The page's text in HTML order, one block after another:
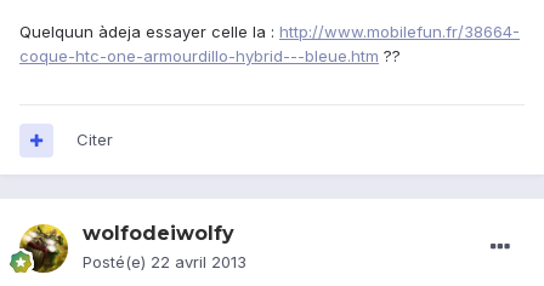
Quelquun àdeja essayer celle la : http://www.mobilefun.fr/38664-
coque-htc-one-armourdillo-hybrid---bleue.htm ??
Citer
wolfodeiwolfy
Posté(e) 22 avril 2013